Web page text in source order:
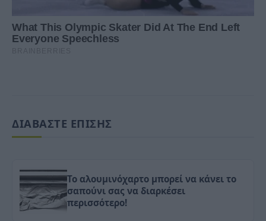
ΔΙΑΒΑΣΤΕ ΕΠΙΣΗΣ
To αλουμινόχαρτο μπορεί να κάνει το
σαπούνι σας να διαρκέσει
περισσότερο!